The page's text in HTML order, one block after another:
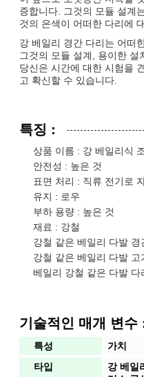
증합니다. 그것의 모듈 설계
것의 은색이 어떠한 다리에
강 베일리 경간 다리는 어떠
그것의 모듈 설계, 용이한 설
당신은 시간에 대한 시험을
고 확신할 수 있습니다.
특징 :
상품 이름 : 강 베일리식
안전성 : 높은 것
표면 처리 : 직류 전기로
유지 : 로우
부하 용량 : 높은 것
재료 : 강철
강철 같은 베일리 다발 경
강철 같은 베일리 다발 고
베일리 강철 같은 다발 다
기술적인 매개 변수
특성
가치
타입
강 베일